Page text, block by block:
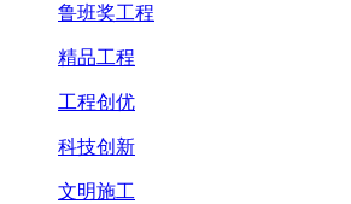
鲁班奖工程
精品工程
工程创优
科技创新
文明施工